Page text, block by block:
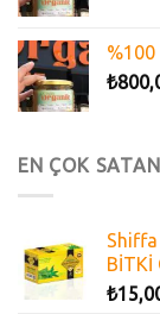
%100
₺
EN ÇOK
Shiffa
BİTKİ
₺